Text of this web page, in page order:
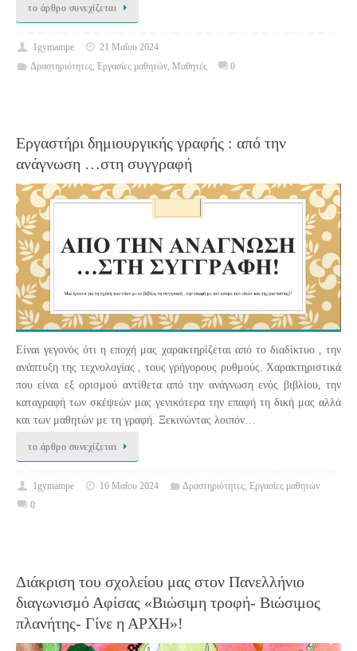
το άρθρο συνεχίζεται
1gymampe
21 Μαΐου 2024
Δραστηριότητες, Εργασίες μαθητών, Μαθητές 0
Εργαστήρι δημιουργικής γραφής : από την
ανάγνωση …στη συγγραφή
Είναι γεγονός ότι η εποχή μας χαρακτηρίζεται από το διαδίκτυο , την
ανάπτυξη της τεχνολογίας , τους γρήγορους ρυθμούς. Χαρακτηριστικά
που είναι εξ ορισμού αντίθετα από την ανάγνωση ενός βιβλίου, την
καταγραφή των σκέψεών μας γενικότερα την επαφή τη δική μας αλλά
και των μαθητών με τη γραφή. Ξεκινώντας λοιπόν…
το άρθρο συνεχίζεται
1gymampe 16 Μαΐου 2024 Δραστηριότητες, Εργασίες μαθητών
0
Διάκριση του σχολείου μας στον Πανελλήνιο
διαγωνισμό Αφίσας «Βιώσιμη τροφή- Βιώσιμος
πλανήτης- Γίνε η ΑΡΧΗ»!